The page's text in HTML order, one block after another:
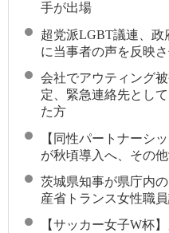
手が出場
超党派LGBT議連、
に当事者の声を反映
会社でアウティング
定、緊急連絡先とし
た方
【同性パートナーシ
が秋頃導入へ、その
茨城県知事が県庁内
産省トランス女性職
【サッカー女子W杯